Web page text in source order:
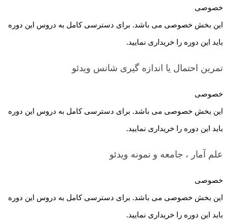
خصوصی
این بخش خصوصی می باشد. برای دسترسی کامل به دروس این دوره
باید این دوره را خریداری نمایید.
تمرین احتمال یا اندازه گیری شانس ویدئو
خصوصی
این بخش خصوصی می باشد. برای دسترسی کامل به دروس این دوره
باید این دوره را خریداری نمایید.
علم آمار ، جامعه و نمونه ویدئو
خصوصی
این بخش خصوصی می باشد. برای دسترسی کامل به دروس این دوره
باید این دوره را خریداری نمایید.